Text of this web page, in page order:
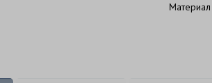
Материал